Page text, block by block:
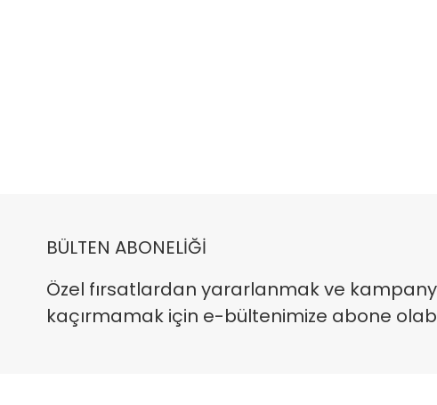
BÜLTEN ABONELİĞİ
Özel fırsatlardan yararlanmak ve
kaçırmamak için e-bültenimize abone